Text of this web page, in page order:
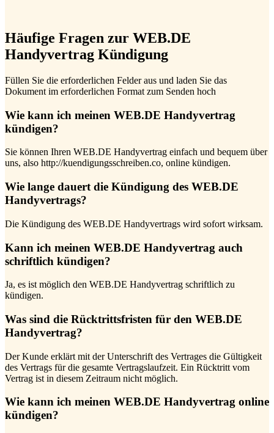
Häufige Fragen zur WEB.DE
Handyvertrag Kündigung
Füllen Sie die erforderlichen Felder aus und laden Sie das
Dokument im erforderlichen Format zum Senden hoch
Wie kann ich meinen WEB.DE Handyvertrag
kündigen?
Sie können Ihren WEB.DE Handyvertrag einfach und bequem über
uns, also http://kuendigungsschreiben.co, online kündigen.
Wie lange dauert die Kündigung des WEB.DE
Handyvertrags?
Die Kündigung des WEB.DE Handyvertrags wird sofort wirksam.
Kann ich meinen WEB.DE Handyvertrag auch
schriftlich kündigen?
Ja, es ist möglich den WEB.DE Handyvertrag schriftlich zu
kündigen.
Was sind die Rücktrittsfristen für den WEB.DE
Handyvertrag?
Der Kunde erklärt mit der Unterschrift des Vertrages die Gültigkeit
des Vertrags für die gesamte Vertragslaufzeit. Ein Rücktritt vom
Vertrag ist in diesem Zeitraum nicht möglich.
Wie kann ich meinen WEB.DE Handyvertrag online
kündigen?